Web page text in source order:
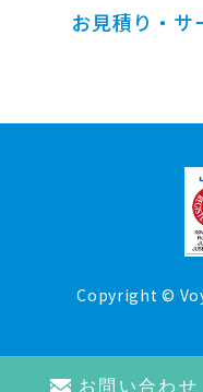
お問い合わせ
お見積り・サ
Copyright ©